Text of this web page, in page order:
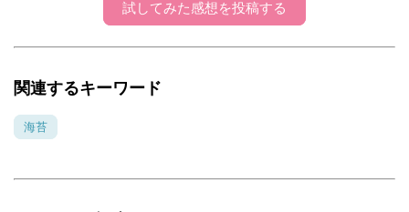
試してみた感想を投稿する
関連するキーワード
海苔